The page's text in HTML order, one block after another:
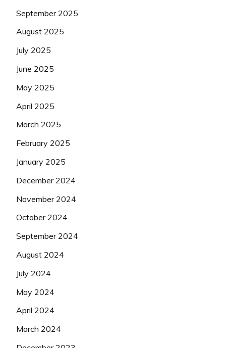
September 2025
August 2025
July 2025
June 2025
May 2025
April 2025
March 2025
February 2025
January 2025
December 2024
November 2024
October 2024
September 2024
August 2024
July 2024
May 2024
April 2024
March 2024